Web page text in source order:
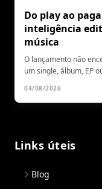
Do play ao
inteligência
música
O lançamento não
um single, álbum, EP
04/08/2026
Links úteis
Blog